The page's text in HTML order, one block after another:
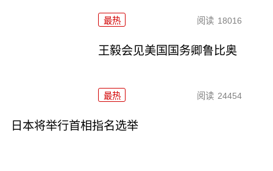
最热 阅读 18016
王毅会见美国国务卿鲁比奥
最热 阅读 24454
日本将举行首相指名选举